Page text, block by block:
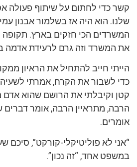
קשר כדי לחתום על שיתוף פעולה
שלנו. הוא היה אז בשלמור אבנון
המשרדים הכי חזקים בארץ. תקופה
את המשרד וזה גרם לרעידת אדמה
הייתי חייב להתחיל את הראיון
כדי לשבור את הקרח, אמרתי
קטן וקיבלתי את הרושם שהוא אדם
הרבה, מתראיין הרבה, אומר
אומרים.
“אני לא פוליטיקלי-קורקט”, סיכם
במשפט אחד, “זה נכון”.